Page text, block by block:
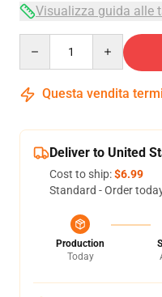
Visualizza guida alle
Questa vendita
Deliver to United
Cost to ship:$6.99
Standard - Order
Production
Today